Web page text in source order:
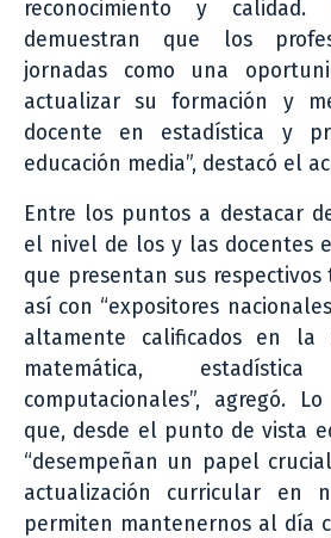
reconocimiento y calidad.
demuestran que los
jornadas como una
actualizar su formación y
docente en estadística y
educación media”, destacó el
Entre los puntos a destacar
el nivel de los y las docentes
que presentan sus respectivos
así con “expositores
altamente calificados en la
matemática,
computacionales”, agregó.
que, desde el punto de vista
“desempeñan un papel
actualización curricular en
permiten mantenernos al día